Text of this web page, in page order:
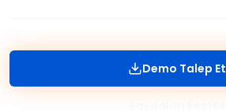
Demo Talep Et